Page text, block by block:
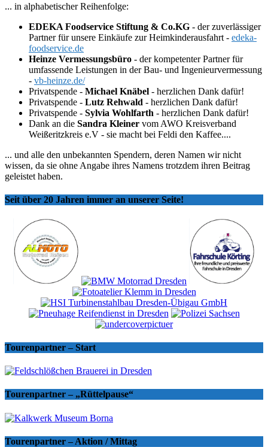
... in alphabetischer Reihenfolge:
EDEKA Foodservice Stiftung & Co.KG - der zuverlässiger
Partner für unsere Einkäufe zur Heimkinderausfahrt - edeka-
foodservice.de
Heinze Vermessungsbüro - der kompetenter Partner für
umfassende Leistungen in der Bau- und Ingenieurvermessung
- vb-heinze.de/
Privatspende - Michael Knäbel - herzlichen Dank dafür!
Privatspende - Lutz Rehwald - herzlichen Dank dafür!
Privatspende - Sylvia Wohlfarth - herzlichen Dank dafür!
Dank an die Sandra Kleiner vom AWO Kreisverband
Weißeritzkreis e.V - sie macht bei Feldi den Kaffee....
... und alle den unbekannten Spendern, deren Namen wir nicht
wissen, da sie ohne Angabe ihres Namens trotzdem ihren Beitrag
geleistet haben.
Seit über 20 Jahren immer an unserer Seite!
Tourenpartner – Start
Tourenpartner – „Rüttelpause“
Tourenpartner – Aktion / Mittag